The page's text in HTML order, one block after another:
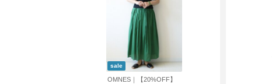
sale
OMNES｜【20%OFF】